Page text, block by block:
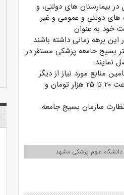
بیمارستان های دولتی، و
دولتی و عمومی و غیر
خود به عنوان
برهه زمانی داشته باشند
تیر ماه) الی دوم مرداد ماه همراه با مدارک از ساعت ۸ الی ۱۸ به دفتر بسیج حامعه پزشکی مستقر در
منابع مورد نیاز از دیگر
سازمان ها، در قرارگاه مواسات در پایان هر ماه بدون تاخیر بر اساس تعرفه(پرستاران هر ساعت ۲۰ تا ۲۵ هزار تومان و
سازمان بسیج جامعه
علوم پزشکی مشهد